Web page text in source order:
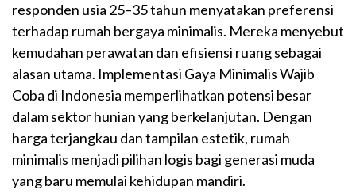
responden usia 25–35 tahun menyatakan preferensi
terhadap rumah bergaya minimalis. Mereka menyebut
kemudahan perawatan dan efisiensi ruang sebagai
alasan utama. Implementasi Gaya Minimalis Wajib
Coba di Indonesia memperlihatkan potensi besar
dalam sektor hunian yang berkelanjutan. Dengan
harga terjangkau dan tampilan estetik, rumah
minimalis menjadi pilihan logis bagi generasi muda
yang baru memulai kehidupan mandiri.